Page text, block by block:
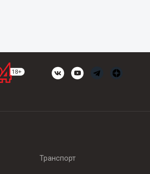
Транспорт